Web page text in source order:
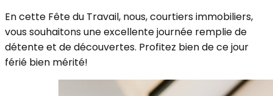
En cette Fête du Travail, nous, courtiers immobiliers,
vous souhaitons une excellente journée remplie de
détente et de découvertes. Profitez bien de ce jour
férié bien mérité!